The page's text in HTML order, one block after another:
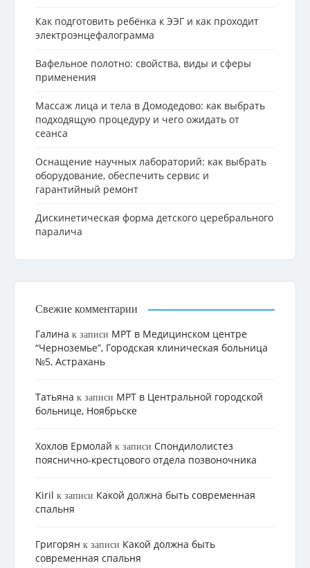
Как подготовить ребёнка к ЭЭГ и как проходит
электроэнцефалограмма
Вафельное полотно: свойства, виды и сферы
применения
Массаж лица и тела в Домодедово: как выбрать
подходящую процедуру и чего ожидать от
сеанса
Оснащение научных лабораторий: как выбрать
оборудование, обеспечить сервис и
гарантийный ремонт
Дискинетическая форма детского церебрального
паралича
Свежие комментарии
Галина к записи МРТ в Медицинском центре
“Черноземье”, Городская клиническая больница
№5, Астрахань
Татьяна к записи МРТ в Центральной городской
больнице, Ноябрьске
Хохлов Ермолай к записи Cпондилолистез
пояснично-крестцового отдела позвоночника
Kiril к записи Какой должна быть современная
спальня
Григорян к записи Какой должна быть
современная спальня